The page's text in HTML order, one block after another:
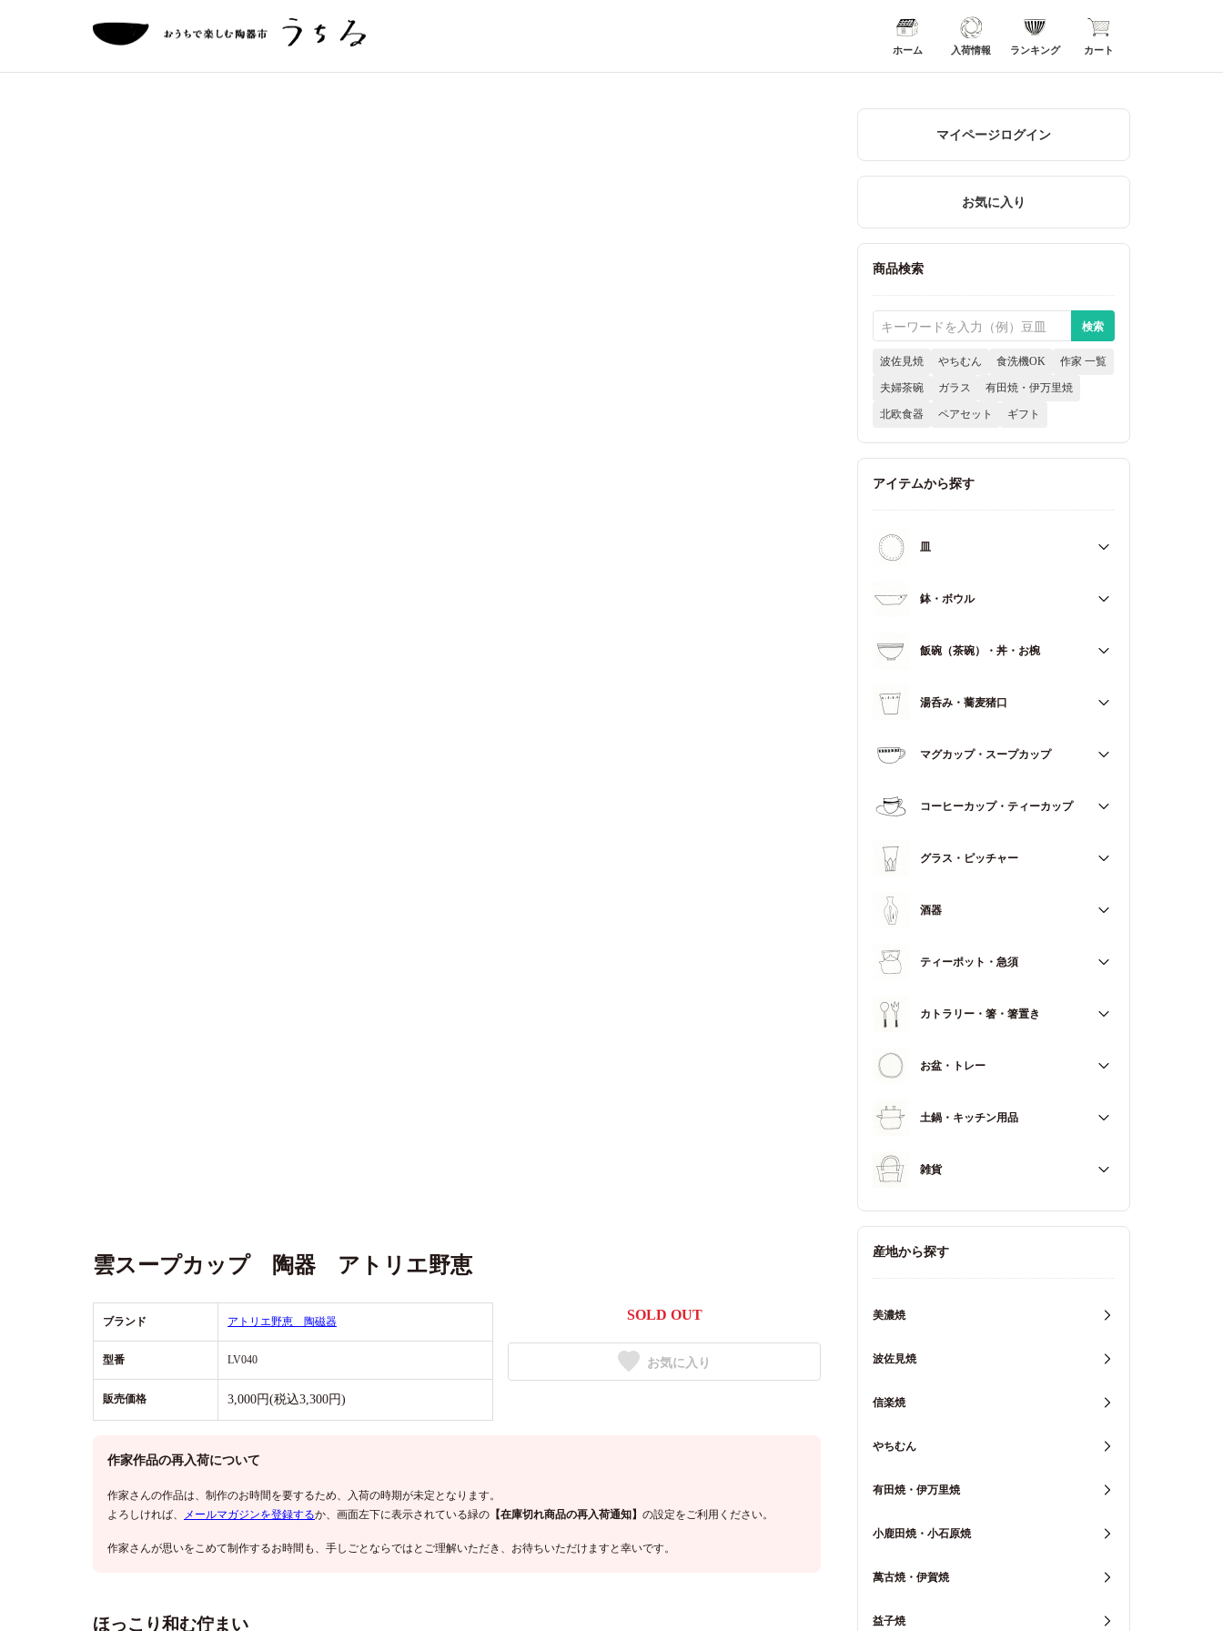
ホーム 入荷情報 ランキング カート
雲スープカップ 陶器 アトリエ野恵
ブランド アトリエ野恵 陶磁器
型番 LV040
販売価格 3,000円(税込3,300円)
SOLD OUT
お気に入り
作家作品の再入荷について
作家さんの作品は、制作のお時間を要するため、入荷の時期が未定となります。
よろしければ、
メールマガジンを登録するか、画面左下に表示されている緑の 【在庫切れ商品の再入荷通知】 の設定をご利用ください。
作家さんが思いをこめて制作するお時間も、手しごとならではとご理解いただき、お待ちいただけますと幸いです。
ほっこり和む佇まい
マイページログイン
お気に入り
商品検索
波佐見焼 やちむん 食洗機OK 作家 一覧
夫婦茶碗 ガラス 有田焼・伊万里焼
北欧食器 ペアセット ギフト
アイテムから探す
皿
すべて
取皿・中皿（15～20cm）
鉢・ボウル
すべて
中鉢（13～17cm）
飯碗（茶碗）・丼・お椀
すべて
丼（どんぶり）
湯呑み・蕎麦猪口
蕎麦猪口（そばちょこ）
マグカップ・スープカップ
スープカップ
コーヒーカップ・ティーカップ
グラス・ピッチャー
すべて
酒器
お猪口（おちょこ）
ティーポット・急須
カトラリー・箸・箸置き
すべて
箸
お盆・トレー
すべて
土鍋・キッチン用品
すべて
キッチン用品
重箱・弁当箱
雑貨
すべて
産地から探す
美濃焼
波佐見焼
信楽焼
やちむん
有田焼・伊万里焼
小鹿田焼・小石原焼
萬古焼・伊賀焼
益子焼